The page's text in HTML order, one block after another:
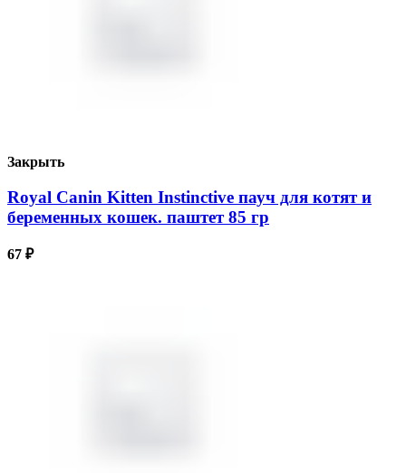
Закрыть
Royal Canin Kitten Instinctive пауч для котят и
беременных кошек. паштет 85 гр
67 ₽